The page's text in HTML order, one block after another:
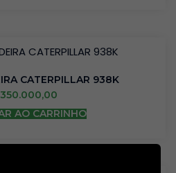
CATERPILLAR 938K
350.000,00
AO CARRINHO